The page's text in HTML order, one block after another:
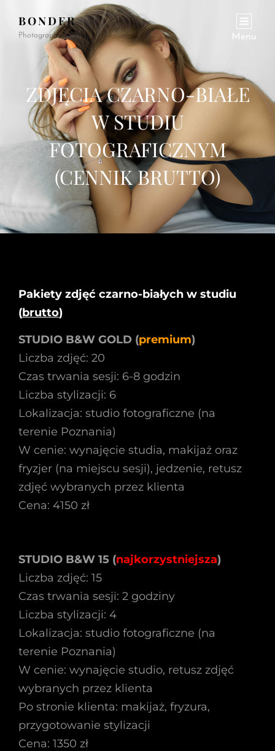
BONDER
Photography Menu
ZDJĘCIA CZARNO-BIAŁE
W STUDIU
FOTOGRAFICZNYM
(CENNIK BRUTTO)
Pakiety zdjęć czarno-białych w studiu
(brutto)
STUDIO B&W GOLD (premium)
Liczba zdjęć: 20
Czas trwania sesji: 6-8 godzin
Liczba stylizacji: 6
Lokalizacja: studio fotograficzne (na
terenie Poznania)
W cenie: wynajęcie studia, makijaż oraz
fryzjer (na miejscu sesji), jedzenie, retusz
zdjęć wybranych przez klienta
Cena: 4150 zł
STUDIO B&W 15 (najkorzystniejsza)
Liczba zdjęć: 15
Czas trwania sesji: 2 godziny
Liczba stylizacji: 4
Lokalizacja: studio fotograficzne (na
terenie Poznania)
W cenie: wynajęcie studio, retusz zdjęć
wybranych przez klienta
Po stronie klienta: makijaż, fryzura,
przygotowanie stylizacji
Cena: 1350 zł